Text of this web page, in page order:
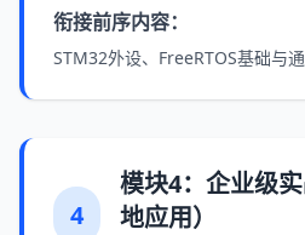
衔接前序内容：
STM32外设、FreeRTOS基础与
4
模块4：企业级
地应用）